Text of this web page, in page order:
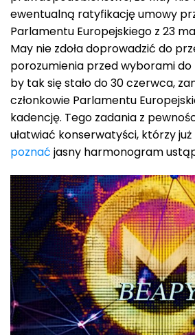
ewentualną ratyfikację umowy
Parlamentu Europejskiego z 23
May nie zdoła doprowadzić do
porozumienia przed wyborami do
by tak się stało do 30 czerwca,
członkowie Parlamentu
kadencję. Tego zadania z
ułatwiać konserwatyści, którzy już
poznać jasny harmonogram